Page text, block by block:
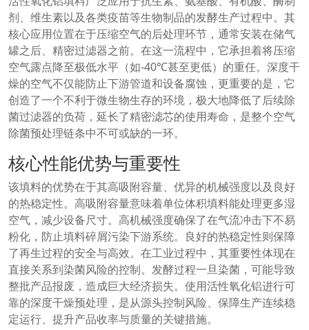
剂、维生素以及各类疫苗等生物制品的发酵生产过程中。其
核心应用位置在于压缩空气的后处理环节，通常安装在储气
罐之后、精密过滤器之前。在这一流程中，它承担着将压缩
空气露点降至极低水平（如-40℃甚至更低）的重任。深度干
燥的空气不仅能防止下游管道和设备腐蚀，更重要的是，它
创造了一个不利于微生物生存的环境，极大地降低了后续除
菌过滤器的负荷，延长了精密滤芯的使用寿命，是整个空气
除菌预处理链条中不可或缺的一环。
核心性能优势与重要性
该填料的优势在于其高吸附容量、优异的机械强度以及良好
的热稳定性。高吸附容量意味着单位体积填料能处理更多湿
空气，减少设备尺寸。高机械强度确保了在气流冲击下不易
粉化，防止填料碎屑污染下游系统。良好的热稳定性则保障
了再生过程的安全与高效。在工业过程中，其重要性体现在
直接关系到染菌风险的控制。发酵过程一旦染菌，可能导致
整批产品报废，造成巨大经济损失。使用活性氧化铝进行可
靠的深度干燥预处理，是从源头控制风险、保障生产连续稳
定运行、提升产品收率与质量的关键措施。